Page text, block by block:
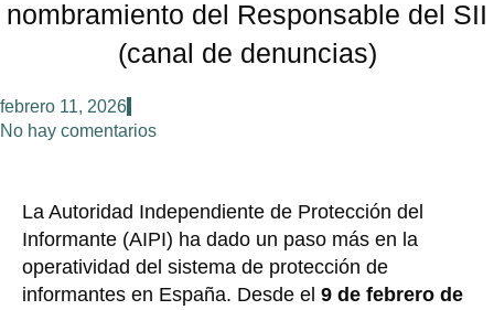
nombramiento del Responsable del SII
(canal de denuncias)
febrero 11, 2026
No hay comentarios
La Autoridad Independiente de Protección del
Informante (AIPI) ha dado un paso más en la
operatividad del sistema de protección de
informantes en España. Desde el 9 de febrero de